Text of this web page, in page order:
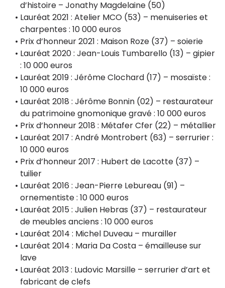
d’histoire – Jonathy Magdelaine (50)
Lauréat 2021 : Atelier MCO (53) – menuiseries et
charpentes : 10 000 euros
Prix d’honneur 2021 : Maison Roze (37) – soierie
Lauréat 2020 : Jean-Louis Tumbarello (13) – gipier
: 10 000 euros
Lauréat 2019 : Jérôme Clochard (17) – mosaïste :
10 000 euros
Lauréat 2018 : Jérôme Bonnin (02) – restaurateur
du patrimoine gnomonique gravé : 10 000 euros
Prix d’honneur 2018 : Métafer Cfer (22) – métallier
Lauréat 2017 : André Montrobert (63) – serrurier :
10 000 euros
Prix d’honneur 2017 : Hubert de Lacotte (37) –
tuilier
Lauréat 2016 : Jean-Pierre Lebureau (91) –
ornementiste : 10 000 euros
Lauréat 2015 : Julien Hebras (37) – restaurateur
de meubles anciens : 10 000 euros
Lauréat 2014 : Michel Duveau – murailler
Lauréat 2014 : Maria Da Costa – émailleuse sur
lave
Lauréat 2013 : Ludovic Marsille – serrurier d’art et
fabricant de clefs